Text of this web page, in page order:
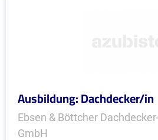
Ausbildung: Dachdecker/in
Ebsen & Böttcher
GmbH